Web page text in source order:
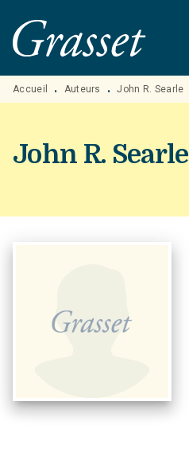
MENU RECHERCHE
PIED DE PAGE
Accueil • Auteurs • John R. Searle
John R. Searle